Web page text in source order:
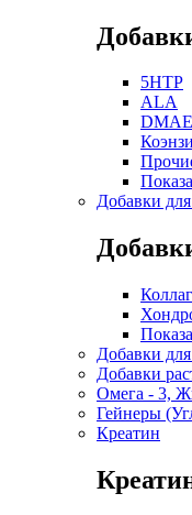
5HTP
ALA
DMAE
Добавки для
Добавки
Добавки
Омега - 3,
Гейнеры
Креатин